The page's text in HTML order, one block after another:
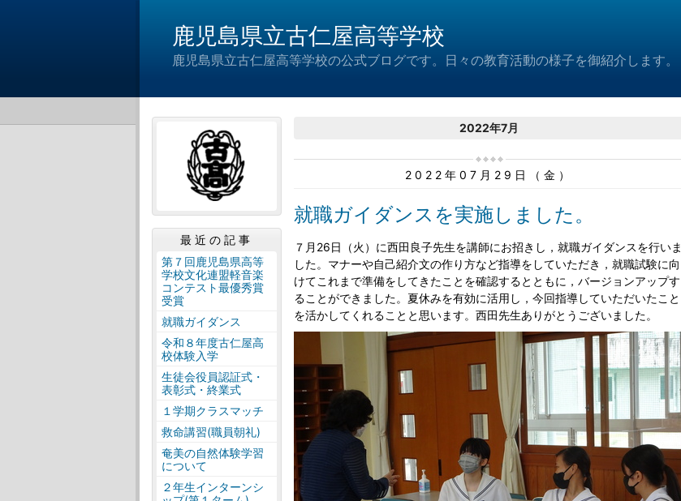
鹿児島県立古仁屋高等学校
鹿児島県立古仁屋高等学校の公式ブログです。日々の教育活動の様子を御紹介します。
2022年7月
2022年07月29日（金）
就職ガイダンスを実施しました。
７月26日（火）に西田良子先生を講師にお招きし，就職ガイダンスを行いま
した。マナーや自己紹介文の作り方など指導をしていただき，就職試験に向
けてこれまで準備をしてきたことを確認するとともに，バージョンアップす
ることができました。夏休みを有効に活用し，今回指導していただいたこと
を活かしてくれることと思います。西田先生ありがとうございました。
最近の記事
第７回鹿児島県高等
学校文化連盟軽音楽
コンテスト最優秀賞
受賞
就職ガイダンス
令和８年度古仁屋高
校体験入学
生徒会役員認証式・
表彰式・終業式
１学期クラスマッチ
救命講習(職員朝礼)
奄美の自然体験学習
について
２年生インターンシ